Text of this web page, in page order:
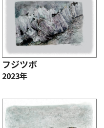
フジツボ
2023年